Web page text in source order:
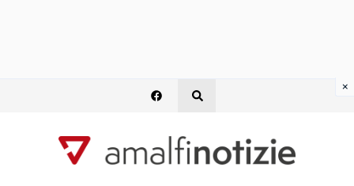
×